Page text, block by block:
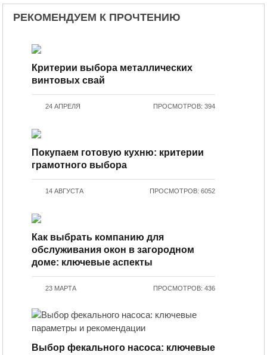
РЕКОМЕНДУЕМ К ПРОЧТЕНИЮ
Критерии выбора металлических
винтовых свай
24 АПРЕЛЯ ПРОСМОТРОВ: 394
Покупаем готовую кухню: критерии
грамотного выбора
14 АВГУСТА ПРОСМОТРОВ: 6052
Как выбрать компанию для
обслуживания окон в загородном
доме: ключевые аспекты
23 МАРТА ПРОСМОТРОВ: 436
Выбор фекального насоса: ключевые